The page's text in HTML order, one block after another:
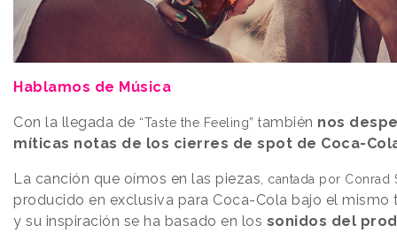
Hablamos de Música
Con la llegada de “Taste the Feeling” también nos
míticas notas de los cierres de spot de Coca-
La canción que oímos en las piezas, cantada por Conrad
producido en exclusiva para Coca-Cola bajo el
y su inspiración se ha basado en los sonidos del